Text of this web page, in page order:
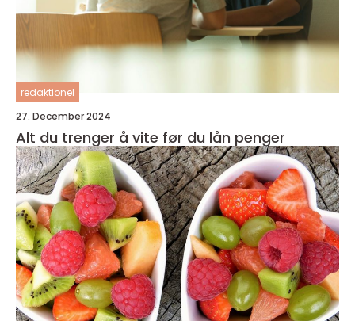
redaktionel
27. December 2024
Alt du trenger å vite før du lån penger